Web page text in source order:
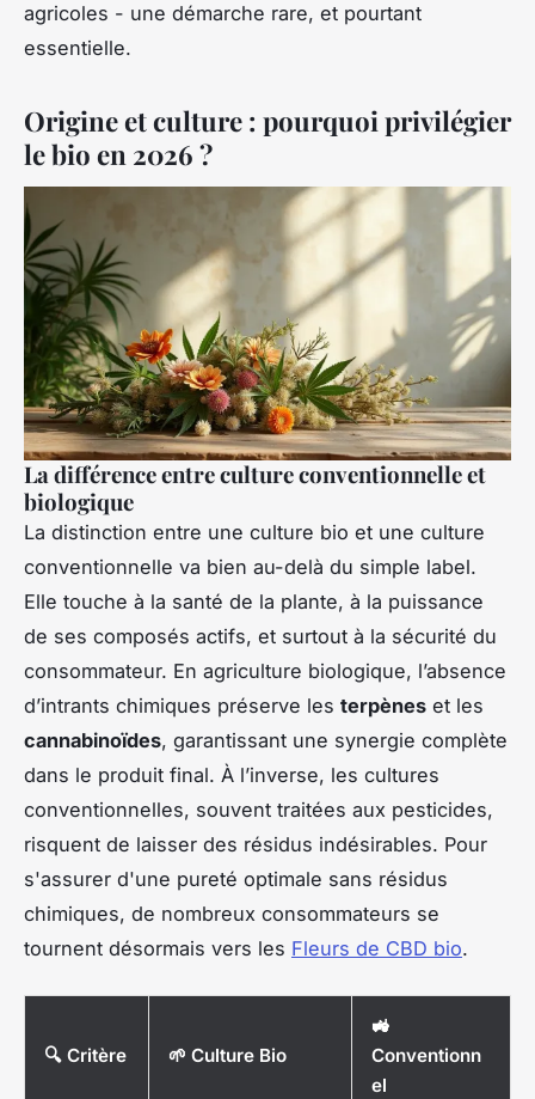
agricoles - une démarche rare, et pourtant
essentielle.
Origine et culture : pourquoi privilégier
le bio en 2026 ?
La différence entre culture conventionnelle et
biologique
La distinction entre une culture bio et une culture
conventionnelle va bien au-delà du simple label.
Elle touche à la santé de la plante, à la puissance
de ses composés actifs, et surtout à la sécurité du
consommateur. En agriculture biologique, l’absence
d’intrants chimiques préserve les terpènes et les
cannabinoïdes, garantissant une synergie complète
dans le produit final. À l’inverse, les cultures
conventionnelles, souvent traitées aux pesticides,
risquent de laisser des résidus indésirables. Pour
s'assurer d'une pureté optimale sans résidus
chimiques, de nombreux consommateurs se
tournent désormais vers les Fleurs de CBD bio.
🔍 Critère 🌱 Culture Bio
🚜
Conventionn
el